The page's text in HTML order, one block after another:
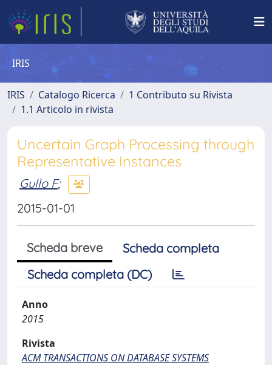
IRIS
IRIS Catalogo Ricerca
1 Contributo su Rivista
1.1 Articolo in rivista
Uncertain Graph Processing through
Representative Instances
Gullo F;
2015-01-01
Scheda breve
Scheda completa
Scheda completa (DC)
Anno
2015
Rivista
ACM TRANSACTIONS ON DATABASE SYSTEMS